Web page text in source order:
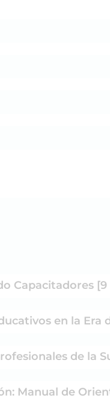
Capacitadores [9
en la Era
de la
Manual de